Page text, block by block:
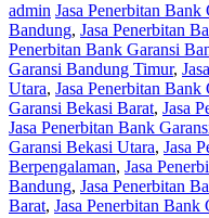
admin Jasa Penerbitan Bank
Bandung, Jasa Penerbitan
Penerbitan Bank Garansi
Garansi Bandung Timur,
Utara, Jasa Penerbitan Bank
Garansi Bekasi Barat, Jasa
Jasa Penerbitan Bank
Garansi Bekasi Utara, Jasa
Berpengalaman, Jasa
Bandung, Jasa Penerbitan
Barat, Jasa Penerbitan Bank